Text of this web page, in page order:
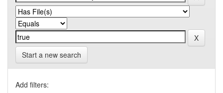
Start a new search
Add filters: